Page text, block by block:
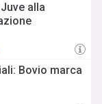
alla
Bovio marca